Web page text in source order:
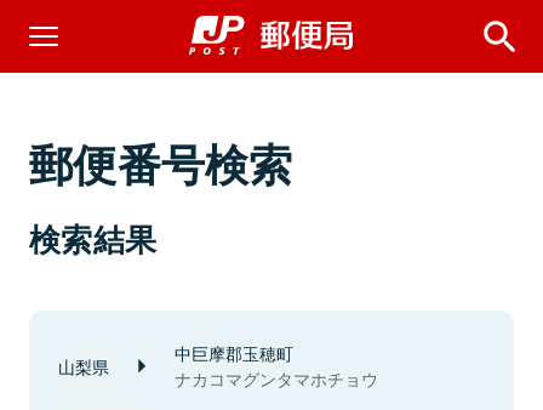
郵便番号検索
検索結果
山梨県 中巨摩郡玉穂町
ナカコマグンタマホチョウ